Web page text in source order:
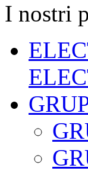
I nostri